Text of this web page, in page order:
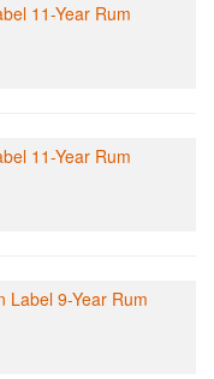
11-Year Rum
11-Year Rum
Label 9-Year Rum